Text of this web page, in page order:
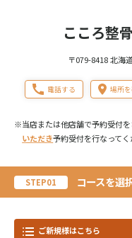
こころ整
〒079-8418 北海
電話する 場所
※当店または他店舗で予約受付を
いただき予約受付を行なってく
STEP01 コースを選
ご新規様はこちら